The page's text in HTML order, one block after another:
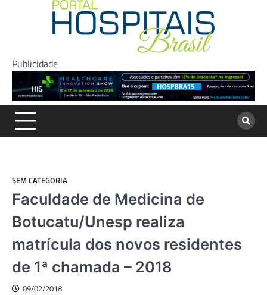
Publicidade
SEM CATEGORIA
Faculdade de Medicina de
Botucatu/Unesp realiza
matrícula dos novos residentes
de 1ª chamada – 2018
09/02/2018